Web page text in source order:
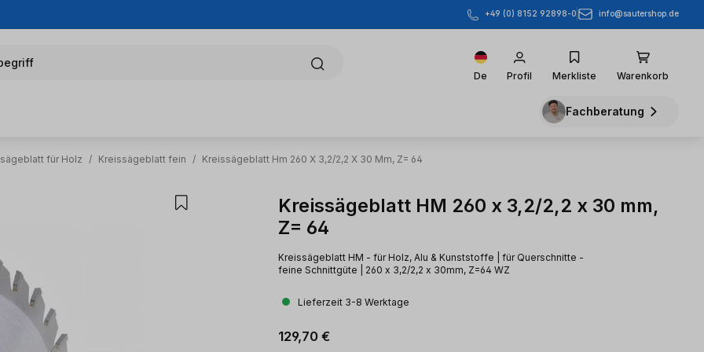
+49 (0) 8152 92898-0 info@sautershop.de
De Profil Merkliste Warenkorb
Fachberatung
für Holz / Kreissägeblatt fein / Kreissägeblatt Hm 260 X 3,2/2,2 X 30 Mm, Z= 64
Kreissägeblatt HM 260 x 3,2/2,2 x 30 mm,
Z= 64
Kreissägeblatt HM - für Holz, Alu & Kunststoffe | für Querschnitte -
feine Schnittgüte | 260 x 3,2/2,2 x 30mm, Z=64 WZ
Lieferzeit 3-8 Werktage
Regulärer Preis:
129,70 €